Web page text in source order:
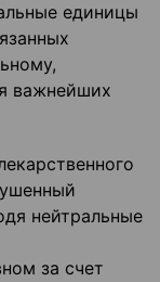
единицы
важнейших
нейтральные
за счет